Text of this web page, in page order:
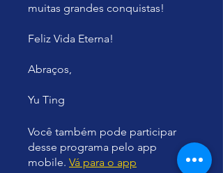
muitas grandes conquistas!
Feliz Vida Eterna!
Abraços,
Yu Ting
Você também pode participar
desse programa pelo app
mobile. Vá para o app